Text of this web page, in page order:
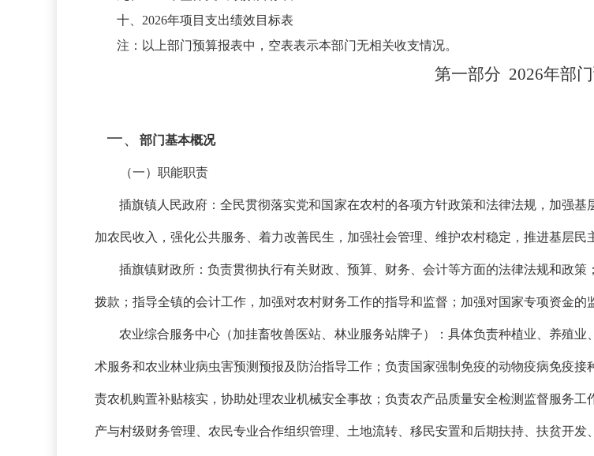
十、 2026年项目支出绩效目标表
注：以上部门预算报表中，空表表示本部门无相关收支情况。
第一部分 2026年部门
一、 部门基本概况
（一）职能职责
插旗镇人民政府：全民贯彻落实党和国家在农村的各项方针政策和法律法规，加强
加农民收入，强化公共服务、着力改善民生，加强社会管理、维护农村稳定，推进基层民
插旗镇财政所：负责贯彻执行有关财政、预算、财务、会计等方面的法律法规和政
拨款；指导全镇的会计工作，加强对农村财务工作的指导和监督；加强对国家专项资金
农业综合服务中心（加挂畜牧兽医站、林业服务站牌子）：具体负责种植业、养殖
术服务和农业林业病虫害预测预报及防治指导工作；负责国家强制免疫的动物疫病免疫
责农机购置补贴核实，协助处理农业机械安全事故；负责农产品质量安全检测监督服务
产与村级财务管理、农民专业合作组织管理、土地流转、移民安置和后期扶持、扶贫开发